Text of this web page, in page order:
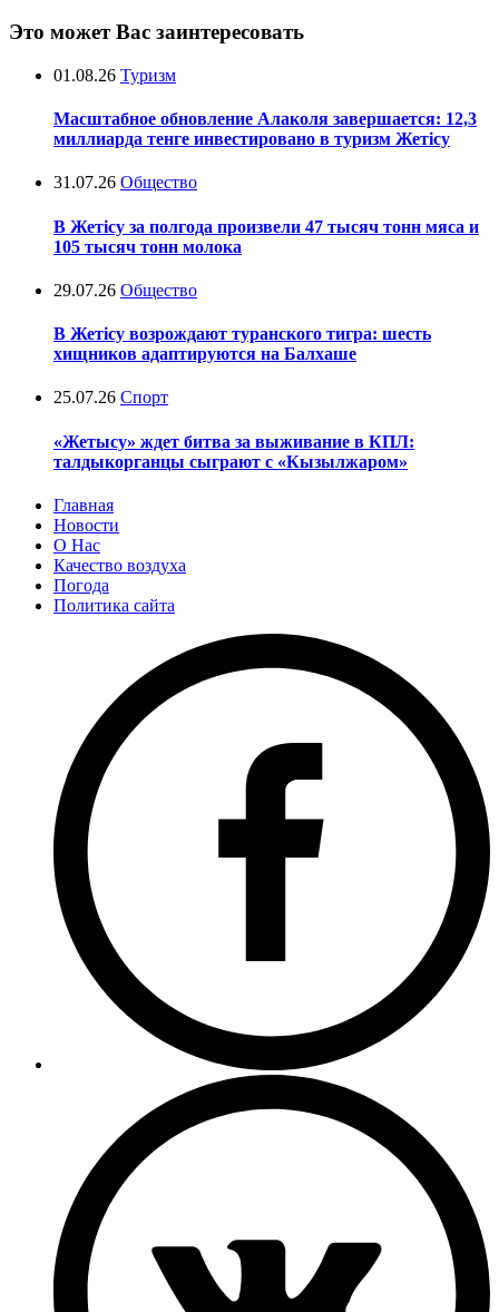
Это может Вас заинтересовать
01.08.26 Туризм
Масштабное обновление Алаколя завершается: 12,3
миллиарда тенге инвестировано в туризм Жетісу
31.07.26 Общество
В Жетісу за полгода произвели 47 тысяч тонн мяса и
105 тысяч тонн молока
29.07.26 Общество
В Жетісу возрождают туранского тигра: шесть
хищников адаптируются на Балхаше
25.07.26 Спорт
«Жетысу» ждет битва за выживание в КПЛ:
талдыкорганцы сыграют с «Кызылжаром»
Главная
Новости
О Нас
Качество воздуха
Погода
Политика сайта